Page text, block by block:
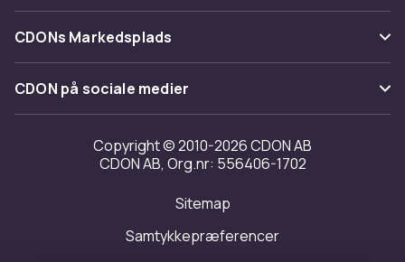
Tilbagekaldelser
Maerke
Om os
Kundeanmeldelser
Arbejd på CDON
Investor relations
Tilgængelighed
CDONs Markedsplads
Merchant Help Center
CDON på sociale medier
Copyright © 2010-2026 CDON AB
CDON AB, Org.nr: 556406-1702
Sitemap
Samtykkepræferencer